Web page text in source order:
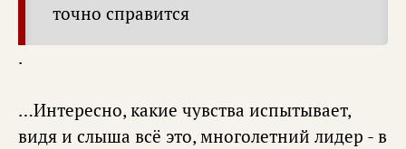
точно справится
.
…Интересно, какие чувства испытывает,
видя и слыша всё это, многолетний лидер - в